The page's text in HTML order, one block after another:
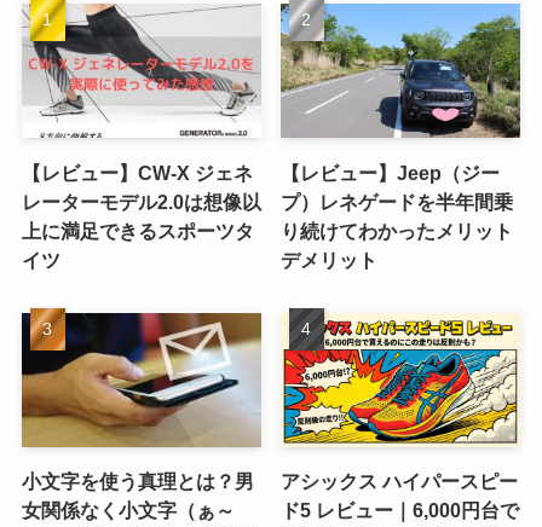
【レビュー】CW-X ジェネ
レーターモデル2.0は想像以
上に満足できるスポーツタ
イツ
【レビュー】Jeep（ジー
プ）レネゲードを半年間乗
り続けてわかったメリット
デメリット
小文字を使う真理とは？男
女関係なく小文字（ぁ～
アシックス ハイパースピー
ド5 レビュー｜6,000円台で